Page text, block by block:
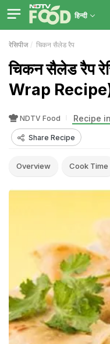
हिन्दी
रेसिपीज चिकन सैलेड रैप
चिकन सैलेड रैप
Wrap
NDTV Food Recipe
Share Recipe
Overview Cook Time